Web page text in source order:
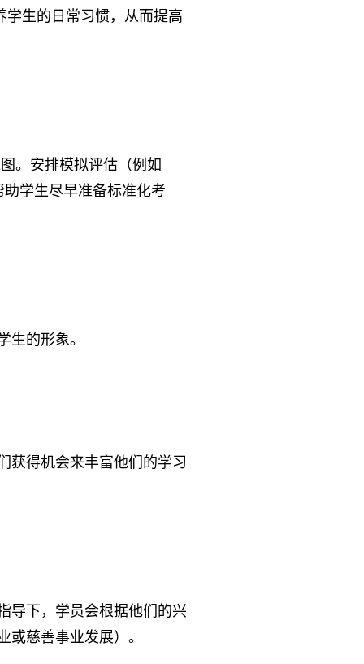
生的日常习惯，从而提高
。安排模拟评估（例如
助学生尽早准备标准化考
的形象。
获得机会来丰富他们的学习
导下，学员会根据他们的兴
慈善事业发展）。